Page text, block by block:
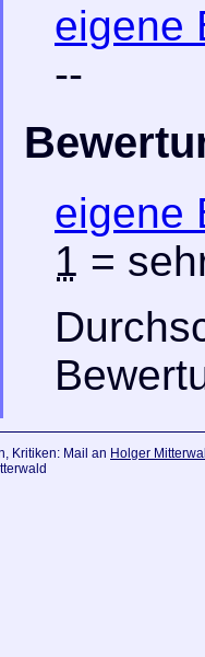
eigene
--
eigene
1 =
Kritiken: Mail an Holger